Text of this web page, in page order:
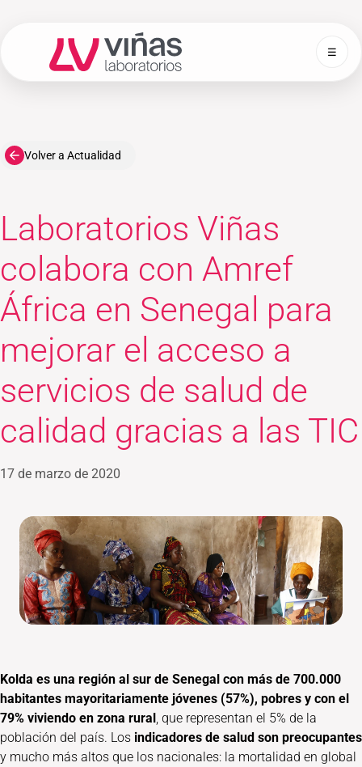
Laboratorios Viñas ☰
Volver a Actualidad
Laboratorios Viñas
colabora con Amref
África en Senegal para
mejorar el acceso a
servicios de salud de
calidad gracias a las TIC
17 de marzo de 2020
Kolda es una región al sur de Senegal con más de 700.000
habitantes mayoritariamente jóvenes (57%), pobres y con el
79% viviendo en zona rural , que representan el 5% de la
población del país. Los indicadores de salud son preocupantes
y mucho más altos que los nacionales: la mortalidad en global